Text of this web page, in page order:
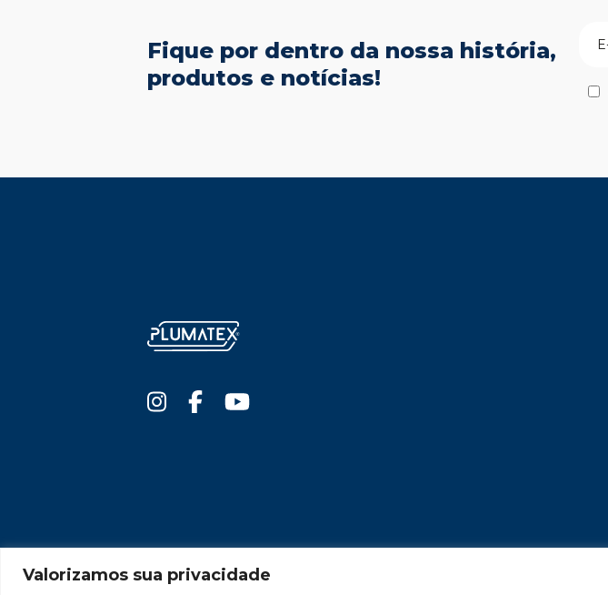
Valorizamos sua privacidade
Fique por dentro da nossa história,
produtos e notícias!